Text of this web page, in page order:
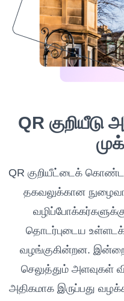
QR
QR குறியீட்டைக் கொண்ட
தகவலுக்கான
தொடர்புடைய
வழங்குகின்றன.
செலுத்தும் அளவுகள்
அதிகமாக இருப்பது